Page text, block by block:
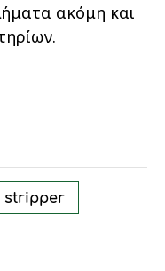
ακόμη και
stripper